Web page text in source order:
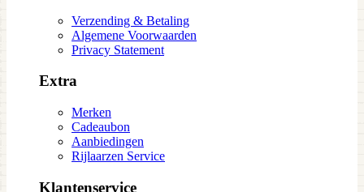
Verzending & Betaling
Algemene Voorwaarden
Privacy Statement
Extra
Merken
Cadeaubon
Aanbiedingen
Rijlaarzen Service
Klantenservice